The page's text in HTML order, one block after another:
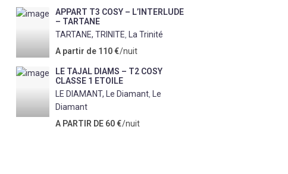
APPART T3 COSY – L’INTERLUDE
– TARTANE
TARTANE, TRINITE,
La Trinité
A partir de 110 €/nuit
LE TAJAL DIAMS – T2 COSY
CLASSE 1 ETOILE
LE DIAMANT, Le Diamant,
Le
Diamant
A PARTIR DE 60 €/nuit